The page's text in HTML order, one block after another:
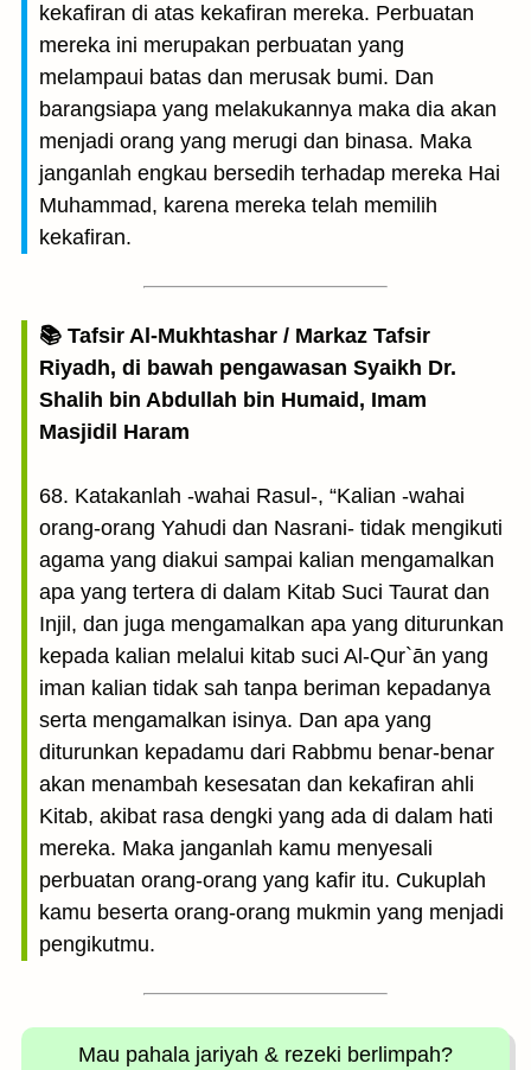
kekafiran di atas kekafiran mereka. Perbuatan
mereka ini merupakan perbuatan yang
melampaui batas dan merusak bumi. Dan
barangsiapa yang melakukannya maka dia akan
menjadi orang yang merugi dan binasa. Maka
janganlah engkau bersedih terhadap mereka Hai
Muhammad, karena mereka telah memilih
kekafiran.
📚 Tafsir Al-Mukhtashar / Markaz Tafsir
Riyadh, di bawah pengawasan Syaikh Dr.
Shalih bin Abdullah bin Humaid, Imam
Masjidil Haram
68. Katakanlah -wahai Rasul-, “Kalian -wahai
orang-orang Yahudi dan Nasrani- tidak mengikuti
agama yang diakui sampai kalian mengamalkan
apa yang tertera di dalam Kitab Suci Taurat dan
Injil, dan juga mengamalkan apa yang diturunkan
kepada kalian melalui kitab suci Al-Qur`ān yang
iman kalian tidak sah tanpa beriman kepadanya
serta mengamalkan isinya. Dan apa yang
diturunkan kepadamu dari Rabbmu benar-benar
akan menambah kesesatan dan kekafiran ahli
Kitab, akibat rasa dengki yang ada di dalam hati
mereka. Maka janganlah kamu menyesali
perbuatan orang-orang yang kafir itu. Cukuplah
kamu beserta orang-orang mukmin yang menjadi
pengikutmu.
Mau pahala jariyah & rezeki berlimpah?